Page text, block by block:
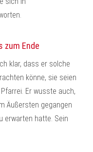
zum Ende
klar, dass er solche
könne, sie seien
Er wusste auch,
Äußersten gegangen
erwarten hatte. Sein